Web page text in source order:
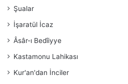
Şualar
İşaratül İcaz
Âsâr-ı Bedîiyye
Kastamonu Lahikası
Kur'an'dan İnciler